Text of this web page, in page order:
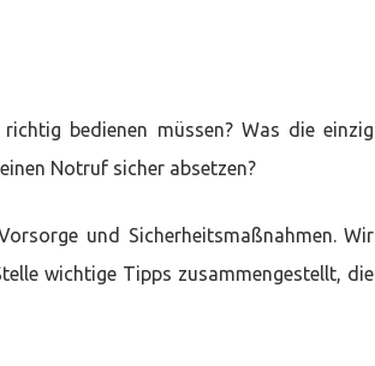
bedienen müssen? Was die einzig
Notruf sicher absetzen?
und Sicherheitsmaßnahmen. Wir
wichtige Tipps zusammengestellt, die